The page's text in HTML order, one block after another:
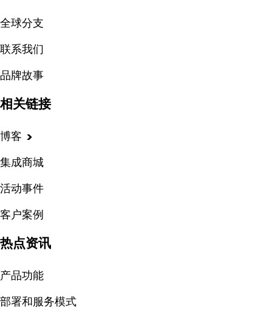
全球分支
联系我们
品牌故事
相关链接
博客
集成商城
活动事件
客户案例
热点资讯
产品功能
部署和服务模式